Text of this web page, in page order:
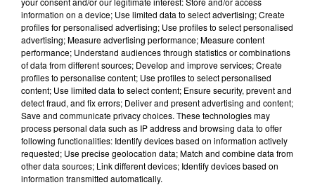
Lieu La patinoire de COLMAR (68)
Organisateur http://www.titanscolmar.fr/
information on a device; Use limited data to select advertising; Create
profiles for personalised advertising; Use profiles to select personalised
advertising; Measure advertising performance; Measure content
performance; Understand audiences through statistics or combinations
of data from different sources; Develop and improve services; Create
profiles to personalise content; Use profiles to select personalised
content; Use limited data to select content; Ensure security, prevent and
detect fraud, and fix errors; Deliver and present advertising and content;
Save and communicate privacy choices. These technologies may
process personal data such as IP address and browsing data to offer
following functionalities: Identify devices based on information actively
requested; Use precise geolocation data; Match and combine data from
other data sources; Link different devices; Identify devices based on
information transmitted automatically.